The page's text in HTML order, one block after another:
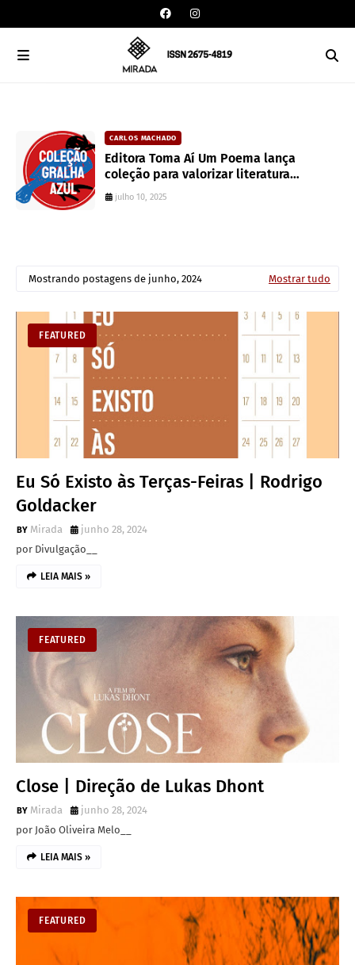
CARLOS MACHADO
Editora Toma Aí Um Poema lança
coleção para valorizar literatura
paranaense
julho 10, 2025
Mostrando postagens de junho, 2024 Mostrar tudo
FEATURED
Eu Só Existo às Terças-Feiras | Rodrigo
Goldacker
Mirada
junho 28, 2024
por Divulgação__
LEIA MAIS »
FEATURED
Close | Direção de Lukas Dhont
Mirada
junho 28, 2024
por João Oliveira Melo__
LEIA MAIS »
FEATURED